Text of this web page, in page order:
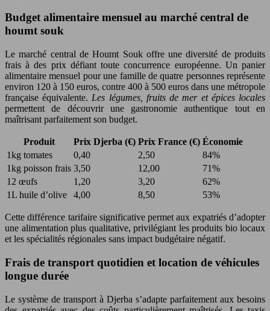
Budget alimentaire mensuel au marché central de
houmt souk
Le marché central de Houmt Souk offre une diversité de produits
frais à des prix défiant toute concurrence européenne. Un panier
alimentaire mensuel pour une famille de quatre personnes représente
environ 120 à 150 euros, contre 400 à 500 euros dans une métropole
française équivalente. Les légumes, fruits de mer et épices locales
permettent de découvrir une gastronomie authentique tout en
maîtrisant parfaitement son budget.
Produit Prix Djerba (€) Prix France (€) Économie
1kg tomates
0,40 2,50
84%
1kg poisson frais 3,50 12,00
71%
12 œufs
1,20 3,20
62%
1L huile d’olive
4,00 8,50 53%
Cette différence tarifaire significative permet aux expatriés d’adopter
une alimentation plus qualitative, privilégiant les produits bio locaux
et les spécialités régionales sans impact budgétaire négatif.
Frais de transport quotidien et location de véhicules
longue durée
Le système de transport à Djerba s’adapte parfaitement aux besoins